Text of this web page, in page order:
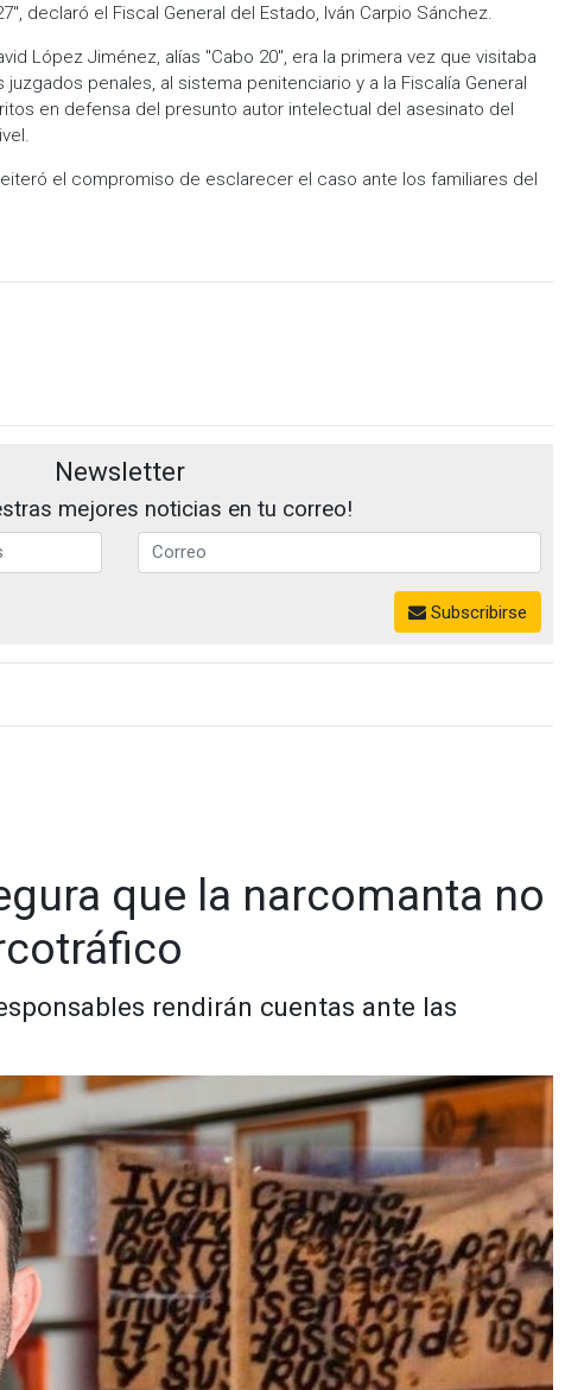
declaró el Fiscal General del Estado, Iván Carpio Sánchez.
López Jiménez, alías "Cabo 20", era la primera vez que visitaba
penales, al sistema penitenciario y a la Fiscalía General
en defensa del presunto autor intelectual del asesinato del
el compromiso de esclarecer el caso ante los familiares del
Newsletter
mejores noticias en tu correo!
Subscribirse
que la narcomanta no
rendirán cuentas ante las